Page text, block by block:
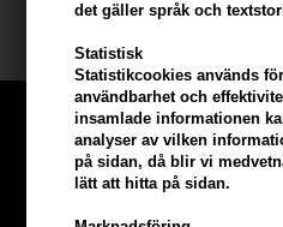
det gäller språk och
Statistisk
Statistikcookies används
användbarhet och
insamlade informationen
analyser av vilken
på sidan, då blir vi
lätt att hitta på sidan.
Beard Monkey